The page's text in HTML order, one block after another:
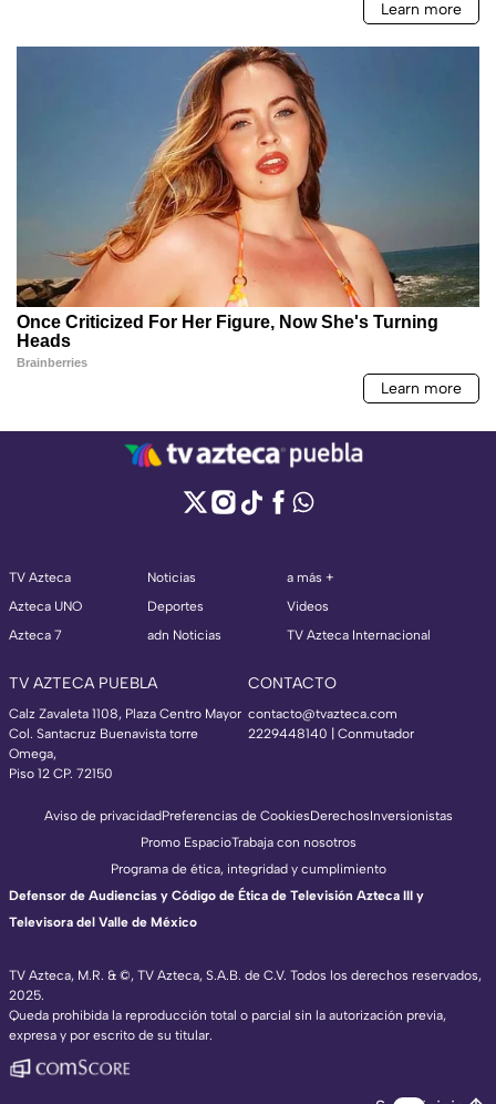
TV Azteca
Azteca UNO
Azteca 7
Noticias
Deportes
adn Noticias
a más +
Videos
TV Azteca Internacional
TV AZTECA PUEBLA
Calz Zavaleta 1108, Plaza Centro Mayor
Col. Santacruz Buenavista torre
Omega,
Piso 12 CP. 72150
CONTACTO
contacto@tvazteca.com
2229448140 | Conmutador
TV Azteca, M.R. & ©, TV Azteca, S.A.B. de C.V. Todos los derechos reservados,
2025.
Queda prohibida la reproducción total o parcial sin la autorización previa,
expresa y por escrito de su titular.
Aviso de privacidadPreferencias de CookiesDerechosInversionistas
Promo EspacioTrabaja con nosotros
Programa de ética, integridad y cumplimiento
Defensor de Audiencias y Código de Ética de Televisión Azteca III y
Televisora del Valle de México